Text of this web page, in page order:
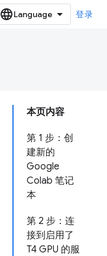
登录
本页内容
第 1 步：创
建新的
Google
Colab 笔记
本
第 2 步：连
接到启用了
T4 GPU 的服